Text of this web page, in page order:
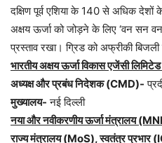
दक्षिण पूर्व एशिया के 140 से अधिक
अक्षय ऊर्जा को जोड़ने के लिए ‘वन सन
प्रस्ताव रखा। ग्रिड को अफ्रीकी
भारतीय अक्षय ऊर्जा विकास एजेंसी
अध्यक्ष और प्रबंध निदेशक (CMD)-
मुख्यालय- नई दिल्ली
नया और नवीकरणीय ऊर्जा मंत्रालय
राज्य मंत्रालय (MoS), स्वतंत्र प्रभार